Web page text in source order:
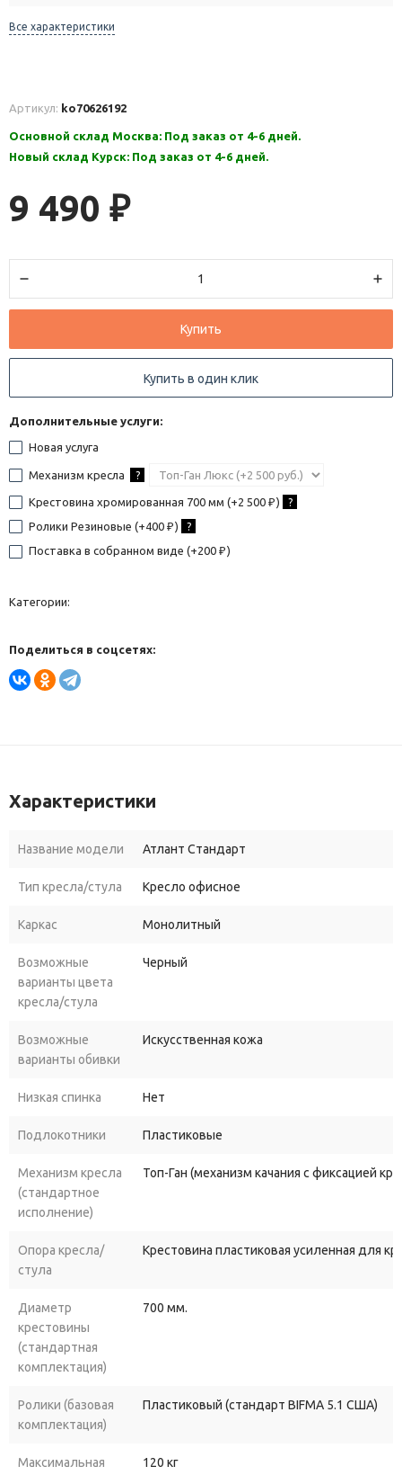
Все характеристики
Артикул: ko70626192
Основной склад Москва: Под заказ от 4-6 дней.
Новый склад Курск: Под заказ от 4-6 дней.
9 490 ₽
Купить
Купить в один клик
Дополнительные услуги:
Новая услуга
Механизм кресла ?
Крестовина хромированная 700 мм (+2 500 ₽ ) ?
Ролики Резиновые (+400 ₽ ) ?
Поставка в собранном виде (+200 ₽ )
Категории:
Поделиться в соцсетях:
Характеристики
Название модели Атлант Стандарт
Тип кресла/стула Кресло офисное
Каркас Монолитный
Возможные
варианты цвета
кресла/стула
Черный
Возможные
варианты обивки
Искусственная кожа
Низкая спинка Нет
Подлокотники Пластиковые
Механизм кресла
(стандартное
исполнение)
Топ-Ган (механизм качания с фиксацией
Опора кресла/
стула
Крестовина пластиковая усиленная для
Диаметр
крестовины
(стандартная
комплектация)
700 мм.
Ролики (базовая
комплектация)
Пластиковый (стандарт BIFMA 5.1 США)
Максимальная
120 кг